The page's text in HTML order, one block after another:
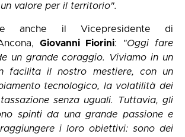
valore per il territorio".
anche il Vicepresidente di
Giovanni Fiorini:
"Oggi fare
un grande coraggio. Viviamo in un
facilita il nostro mestiere, con un
tecnologico, la volatilità dei
senza uguali. Tuttavia, gli
spinti da una grande passione e
i loro obiettivi: sono dei